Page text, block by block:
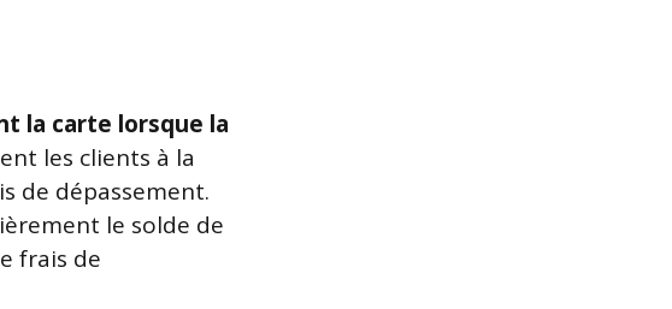
la carte lorsque la
les clients à la
de dépassement.
le solde de
frais de